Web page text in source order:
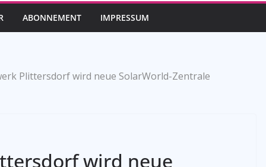
ABONNEMENT IMPRESSUM
Plittersdorf wird neue SolarWorld-Zentrale
wird neue